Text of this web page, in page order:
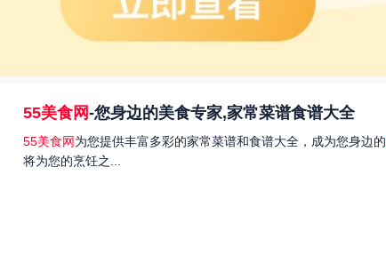
55美食网-您身边的美食专家,家常菜谱食谱大全
55美食网为您提供丰富多彩的家常菜谱和食谱大全，成为您身边的
将为您的烹饪之...